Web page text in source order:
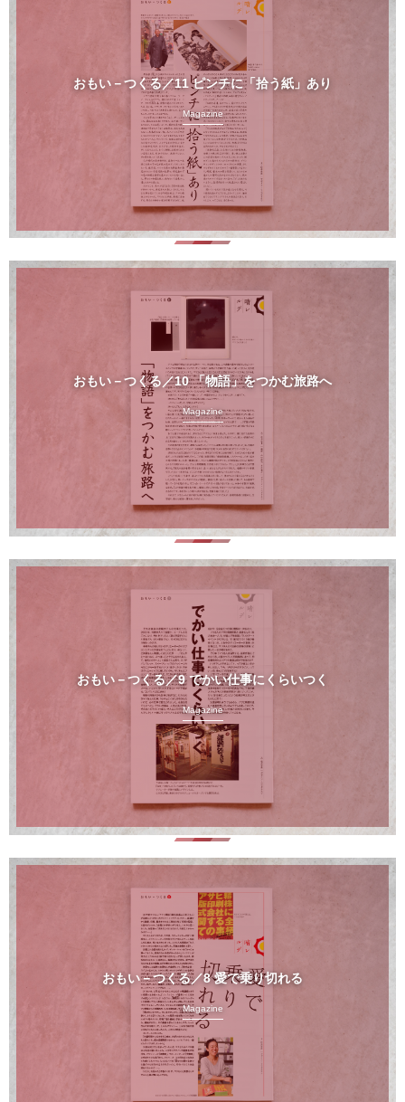
おもい－つくる／11 ピンチに「拾う紙」あり
Magazine
おもい－つくる／10 「物語」をつかむ旅路へ
Magazine
おもい－つくる／9 でかい仕事にくらいつく
Magazine
おもい－つくる／8 愛で乗り切れる
Magazine